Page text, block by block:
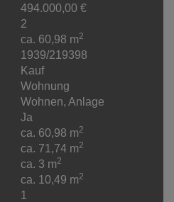
494.000,00 €
2
ca. 60,98 m2
1939/219398
Kauf
Wohnung
Wohnen Anlage
Ja
ca. 60,98 m2
ca. 71,74 m2
ca. 3 m2
ca. 10,49 m2
1